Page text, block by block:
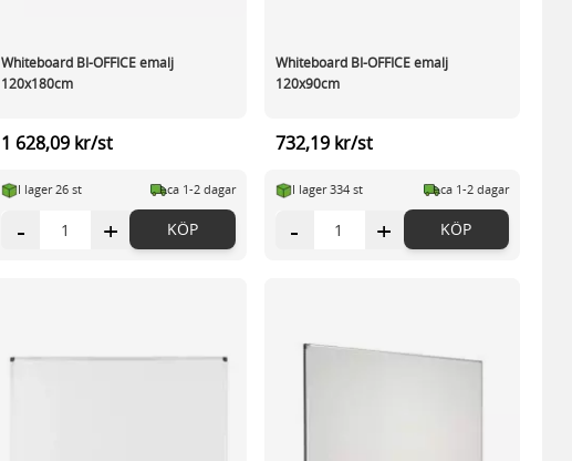
Whiteboard BI-OFFICE emalj
120x180cm
1 628,09 kr/st
I lager 26 st ca 1-2 dagar
- + KÖP
Whiteboard BI-OFFICE emalj
120x90cm
732,19 kr/st
I lager 334 st ca 1-2 dagar
- + KÖP